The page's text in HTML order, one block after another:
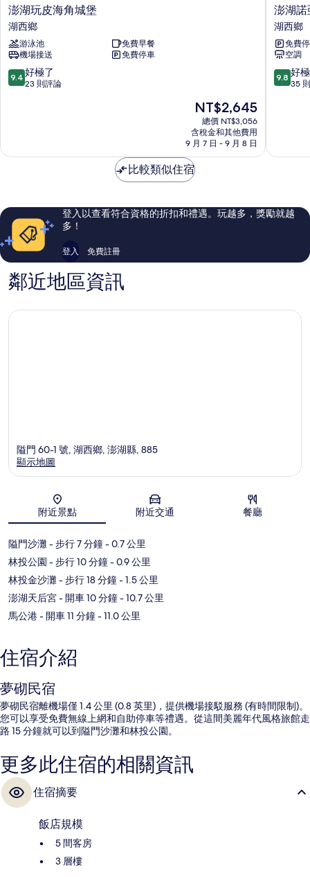
建
議
歲
以
的
相
片
建
議
歲
兒
澎
湖
玩
皮
海
角
城
澎湖玩皮海角城堡
湖西鄉
游泳池
免費早餐
機場接送
免費停車
9.4
分，
極
評
論
9.4 好極了
23 則評論
現
在
價
格
為
NT$2,645
NT$2,645
總價 NT$3,056
含稅金和其他費用
9 月 7 日 - 9 月 8 日
澎
湖
諾
亞
方
舟
民
澎湖諾
湖西鄉
免費
空調
9.8
分，
極
評
論
9.8 好
35
比較類似住宿
登入以查看符合資格的折扣和禮遇。玩越多，獎勵就越
多！
登入 免費註冊
鄰近地區資訊
地圖
隘門 60-1 號, 湖西鄉, 澎湖縣, 885
顯示地圖
附近景點 附近交通 餐廳
隘門沙灘- 步行 7 分鐘- 0.7 公里
林投公園 - 步行 10 分鐘- 0.9 公里
林投金沙灘- 步行 18 分鐘- 1.5 公里
澎湖天后宮- 開車 10 分鐘- 10.7 公里
馬公港- 開車 11 分鐘- 11.0 公里
住宿介紹
夢砌民宿
夢砌民宿離機場僅 1.4 公里 (0.8 英里)，提供機場接駁服務 (有時間限制)。
您可以享受免費無線上網和自助停車等禮遇。從這間美麗年代風格旅館走
路 15 分鐘就可以到隘門沙灘和林投公園。
更多此住宿的相關資訊
住宿摘要
飯店規模
5 間客房
3 層樓